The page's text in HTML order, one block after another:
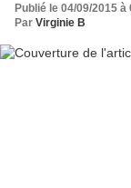
Publié le 04/09/2015 à
Par Virginie B